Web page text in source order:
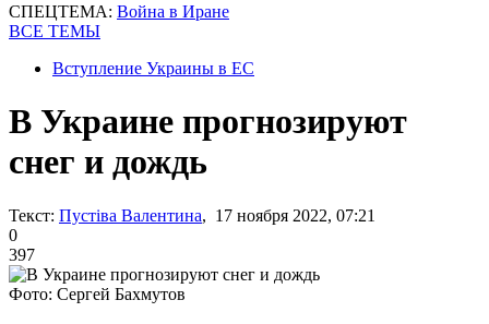
СПЕЦТЕМА: Война в Иране
ВСЕ ТЕМЫ
Вступление Украины в ЕС
В Украине прогнозируют
снег и дождь
Текст: Пустіва Валентина, 17 ноября 2022, 07:21
0
397
Фото: Сергей Бахмутов